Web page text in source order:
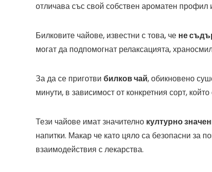
отличава със свой собствен ароматен профил
Билковите чайове, известни с това, че не
могат да подпомогнат релаксацията,
За да се приготви билков чай, обикновено
минути, в зависимост от конкретния сорт,
Тези чайове имат значително културно
напитки. Макар че като цяло са безопасни за
взаимодействия с лекарства.